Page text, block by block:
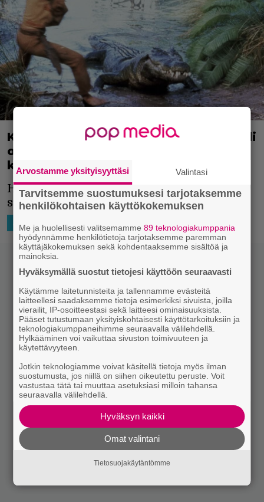
Krokotiilimies-elokuvan Burt-krokotiili
on menehtynyt – Eli yhtä vanhaksi
kuin Sean Connery
Hyvästi, maailman tunnetuin Australian
suistokrokotiili.
AJATTELEMISEN AIHETTA 24.12.2024 07:30 Kami Launonen
Arvostamme yksityisyyttäsi Valintasi
Tarvitsemme suostumuksesi tarjotaksemme
henkilökohtaisen käyttökokemuksen
Me ja huolellisesti valitsemamme89 teknologiakumppania
hyödynnämme henkilötietoja tarjotaksemme paremman
käyttäjäkokemuksen sekä kohdentaaksemme sisältöä ja
mainoksia.
Hyväksymällä suostut tietojesi käyttöön seuraavasti
Käytämme laitetunnisteita ja tallennamme evästeitä
laitteellesi saadaksemme tietoja esimerkiksi sivuista, joilla
vierailit, IP-osoitteestasi sekä laitteesi ominaisuuksista.
Pääset tutustumaan yksityiskohtaisesti käyttötarkoituksiin ja
teknologiakumppaneihimme seuraavalla välilehdellä.
Hylkääminen voi vaikuttaa sivuston toimivuuteen ja
käytettävyyteen.
Jotkin teknologiamme voivat käsitellä tietoja myös ilman
suostumusta, jos niillä on siihen oikeutettu peruste. Voit
vastustaa tätä tai muuttaa asetuksiasi milloin tahansa
seuraavalla välilehdellä.
Hyväksyn kaikki
Omat valintani
Tietosuojakäytäntömme